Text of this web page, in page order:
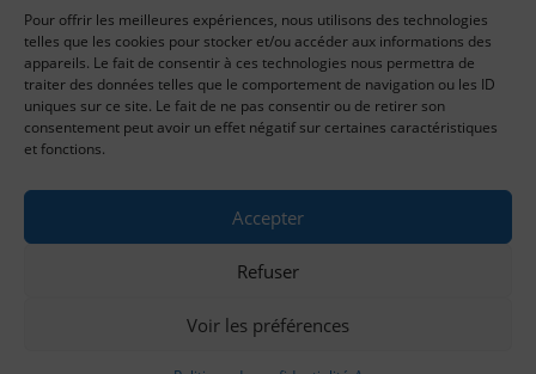
Pour offrir les meilleures expériences, nous utilisons des technologies
telles que les cookies pour stocker et/ou accéder aux informations des
appareils. Le fait de consentir à ces technologies nous permettra de
traiter des données telles que le comportement de navigation ou les ID
uniques sur ce site. Le fait de ne pas consentir ou de retirer son
consentement peut avoir un effet négatif sur certaines caractéristiques
et fonctions.
Accepter
Refuser
Voir les préférences
Tarifs valables du 1er janvier 202
au 31 décembre 2025
*dans la limite des stocks disponibles
pour toute information concernant les tarifs, les
commandes et le suivi des expéditions
contact@chateau-de-tiregand.com